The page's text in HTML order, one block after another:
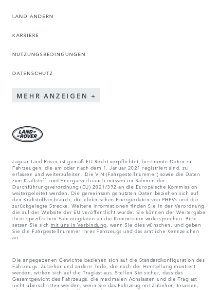
LAND ÄNDERN
KARRIERE
NUTZUNGSBEDINGUNGEN
DATENSCHUTZ
MEHR ANZEIGEN
Jaguar Land Rover ist gemäß EU-Recht verpflichtet, bestimmte Daten zu
Fahrzeugen, die am oder nach dem 1. Januar 2021 registriert sind, zu
erfassen und weiterzuleiten. Die VIN (Fahrgestellnummer) sowie die Daten
zum Kraftstoff- und Energieverbrauch müssen im Rahmen der
Durchführungsverordnung (EU) 2021/392 an die Europäische Kommission
weitergeleitet werden. Die gemeinsam genutzten Daten beziehen sich auf
den Kraftstoffverbrauch, die elektrischen Energiedaten von PHEVs und die
zurückgelegte Strecke. Weitere Informationen finden Sie in der Verordnung,
die auf der Website der EU veröffentlicht wurde. Sie können der Weitergabe
Ihrer spezifischen Fahrzeugdaten an die Kommission widersprechen. Bitte
setzen Sie sich mit uns in Verbindung, wenn Sie dies wünschen, und geben
Sie die Fahrgestellnummer Ihres Fahrzeugs und das amtliche Kennzeichen
an.
Die angegebenen Gewichte beziehen sich auf die Standardkonfiguration des
Fahrzeugs. Zubehör und andere Teile, die nach der Herstellung montiert
werden, wirken sich auf die Traglast aus. Stellen Sie sicher, dass das
Gesamtgewicht des Fahrzeugs, die maximalen Achslasten und die Traglast
nicht überschritten werden, wenn Sie das Fahrzeug mit Zubehör, Insassen,